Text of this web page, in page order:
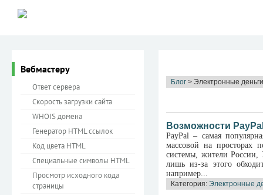
Вебмастеру
Ответ сервера
Скорость загрузки сайта
WHOIS домена
Генератор HTML ссылок
Код цвета HTML
Специальные символы HTML
Просмотр исходного кода
страницы
Блог > Электронные деньги
Возможности
PayPal – самая
массовой на просторах
системы, жители России,
лишь из-за этого
например...
Категория: Электронные